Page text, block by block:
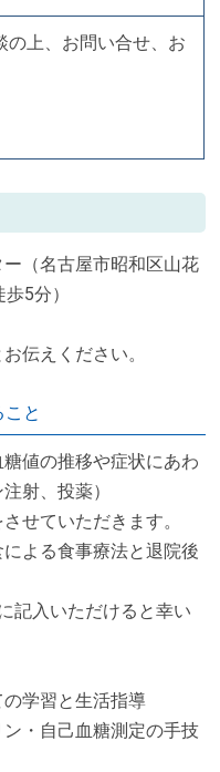
の上、お問い合せ、お
（名古屋市昭和区山花
5分）
伝えください。
と
値の推移や症状にあわ
射、投薬）
せていただきます。
よる食事療法と退院後
記入いただけると幸い
学習と生活指導
・自己血糖測定の手技